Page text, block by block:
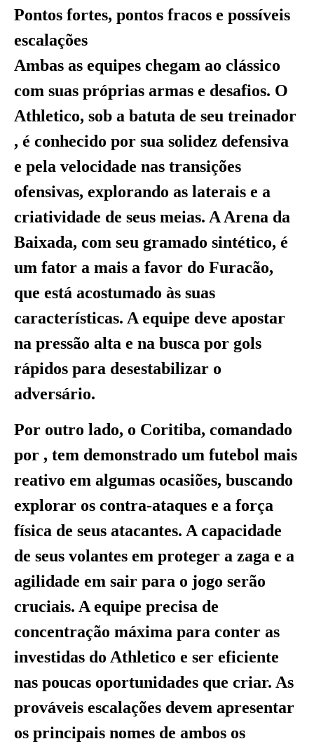
Pontos fortes, pontos fracos e possíveis
escalações
Ambas as equipes chegam ao clássico
com suas próprias armas e desafios. O
Athletico, sob a batuta de seu treinador
, é conhecido por sua solidez defensiva
e pela velocidade nas transições
ofensivas, explorando as laterais e a
criatividade de seus meias. A Arena da
Baixada, com seu gramado sintético, é
um fator a mais a favor do Furacão,
que está acostumado às suas
características. A equipe deve apostar
na pressão alta e na busca por gols
rápidos para desestabilizar o
adversário.
Por outro lado, o Coritiba, comandado
por , tem demonstrado um futebol mais
reativo em algumas ocasiões, buscando
explorar os contra-ataques e a força
física de seus atacantes. A capacidade
de seus volantes em proteger a zaga e a
agilidade em sair para o jogo serão
cruciais. A equipe precisa de
concentração máxima para conter as
investidas do Athletico e ser eficiente
nas poucas oportunidades que criar. As
prováveis escalações devem apresentar
os principais nomes de ambos os